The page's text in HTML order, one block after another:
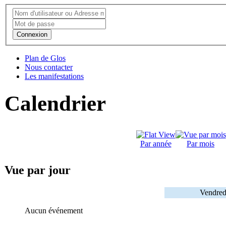
Connexion
Plan de Glos
Nous contacter
Les manifestations
Calendrier
Par année Par mois
Vue par jour
Aucun événement